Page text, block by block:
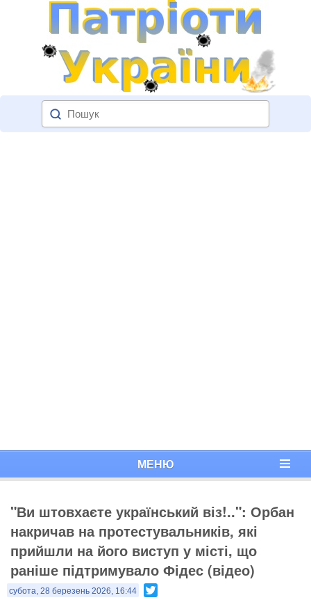
МЕНЮ
"Ви штовхаєте український віз!..": Орбан
накричав на протестувальників, які
прийшли на його виступ у місті, що
раніше підтримувало Фідес (відео)
субота, 28 березень 2026, 16:44